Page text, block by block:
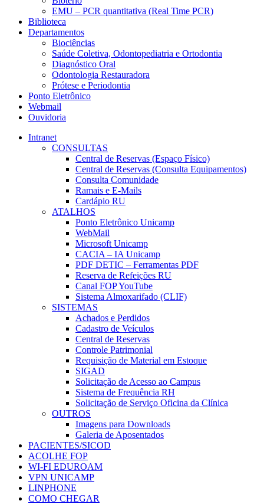
EMU – PCR quantitativa (Real Time PCR)
Biblioteca
Departamentos
Biociências
Saúde Coletiva, Odontopediatria e Ortodontia
Diagnóstico Oral
Odontologia Restauradora
Prótese e Periodontia
Ponto Eletrônico
Webmail
Ouvidoria
Intranet
CONSULTAS
Central de Reservas (Espaço Físico)
Central de Reservas (Consulta Equipamentos)
Consulta Comunidade
Ramais e E-Mails
Cardápio RU
ATALHOS
Ponto Eletrônico Unicamp
WebMail
Microsoft Unicamp
CACIA – IA Unicamp
PDF DETIC – Ferramentas PDF
Reserva de Refeições RU
Canal FOP YouTube
Sistema Almoxarifado (CLIF)
SISTEMAS
Achados e Perdidos
Cadastro de Veículos
Central de Reservas
Controle Patrimonial
Requisição de Material em Estoque
SIGAD
Solicitação de Acesso ao Campus
Sistema de Frequência RH
Solicitação de Serviço Oficina da Clínica
OUTROS
Imagens para Downloads
Galeria de Aposentados
PACIENTES/SICOD
ACOLHE FOP
WI-FI EDUROAM
VPN UNICAMP
LINPHONE
COMO CHEGAR